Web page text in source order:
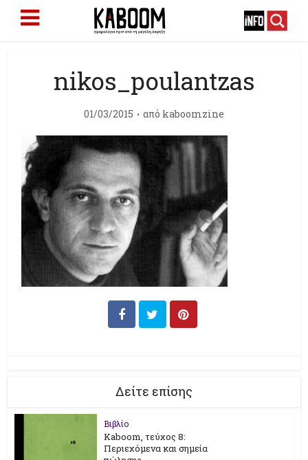
nikos_poulantzas
01/03/2015 από kaboomzine
Δείτε επίσης
Βιβλίο
Kaboom, τεύχος 8:
Περιεχόμενα και σημεία